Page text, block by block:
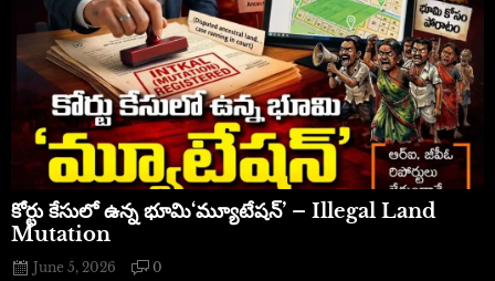
​కోర్టు కేసులో ఉన్న భూమి‘మ్యూటేషన్’ – Illegal Land
Mutation
June 5, 2026 0